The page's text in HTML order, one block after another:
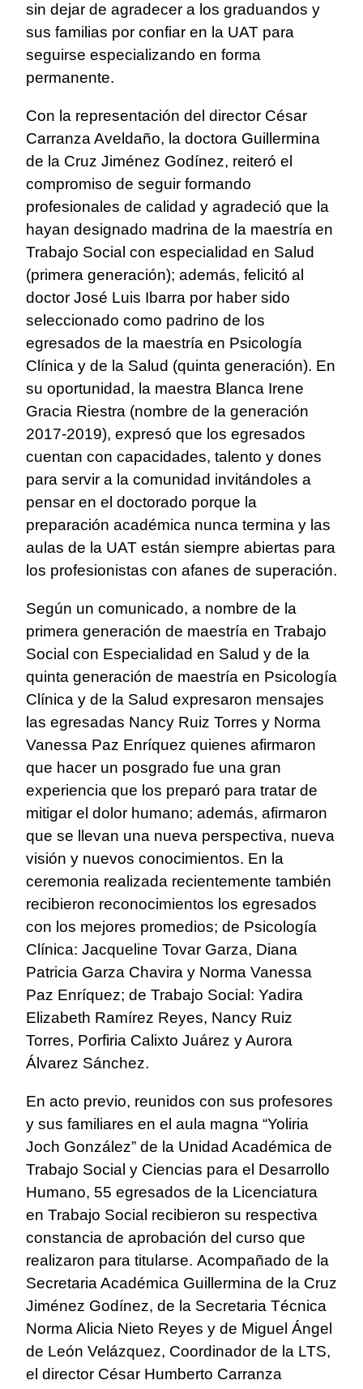
sin dejar de agradecer a los graduandos y
sus familias por confiar en la UAT para
seguirse especializando en forma
permanente.
Con la representación del director César
Carranza Aveldaño, la doctora Guillermina
de la Cruz Jiménez Godínez, reiteró el
compromiso de seguir formando
profesionales de calidad y agradeció que la
hayan designado madrina de la maestría en
Trabajo Social con especialidad en Salud
(primera generación); además, felicitó al
doctor José Luis Ibarra por haber sido
seleccionado como padrino de los
egresados de la maestría en Psicología
Clínica y de la Salud (quinta generación). En
su oportunidad, la maestra Blanca Irene
Gracia Riestra (nombre de la generación
2017-2019), expresó que los egresados
cuentan con capacidades, talento y dones
para servir a la comunidad invitándoles a
pensar en el doctorado porque la
preparación académica nunca termina y las
aulas de la UAT están siempre abiertas para
los profesionistas con afanes de superación.
Según un comunicado, a nombre de la
primera generación de maestría en Trabajo
Social con Especialidad en Salud y de la
quinta generación de maestría en Psicología
Clínica y de la Salud expresaron mensajes
las egresadas Nancy Ruiz Torres y Norma
Vanessa Paz Enríquez quienes afirmaron
que hacer un posgrado fue una gran
experiencia que los preparó para tratar de
mitigar el dolor humano; además, afirmaron
que se llevan una nueva perspectiva, nueva
visión y nuevos conocimientos. En la
ceremonia realizada recientemente también
recibieron reconocimientos los egresados
con los mejores promedios; de Psicología
Clínica: Jacqueline Tovar Garza, Diana
Patricia Garza Chavira y Norma Vanessa
Paz Enríquez; de Trabajo Social: Yadira
Elizabeth Ramírez Reyes, Nancy Ruiz
Torres, Porfiria Calixto Juárez y Aurora
Álvarez Sánchez.
En acto previo, reunidos con sus profesores
y sus familiares en el aula magna “Yoliria
Joch González” de la Unidad Académica de
Trabajo Social y Ciencias para el Desarrollo
Humano, 55 egresados de la Licenciatura
en Trabajo Social recibieron su respectiva
constancia de aprobación del curso que
realizaron para titularse. Acompañado de la
Secretaria Académica Guillermina de la Cruz
Jiménez Godínez, de la Secretaria Técnica
Norma Alicia Nieto Reyes y de Miguel Ángel
de León Velázquez, Coordinador de la LTS,
el director César Humberto Carranza